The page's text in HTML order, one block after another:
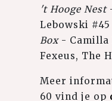
't Hooge Nest
Lebowski #45
Box- Camilla
Fexeus, The
Meer
60 vind je op